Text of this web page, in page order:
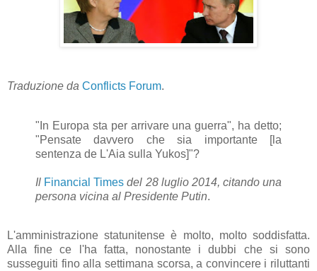
Traduzione da Conflicts Forum.
"In Europa sta per arrivare una guerra", ha detto;
"Pensate davvero che sia importante [la
sentenza de L'Aia sulla Yukos]"?
Il Financial Times del 28 luglio 2014, citando una
persona vicina al Presidente Putin.
L'amministrazione statunitense è molto, molto soddisfatta.
Alla fine ce l'ha fatta, nonostante i dubbi che si sono
susseguiti fino alla settimana scorsa, a convincere i riluttanti